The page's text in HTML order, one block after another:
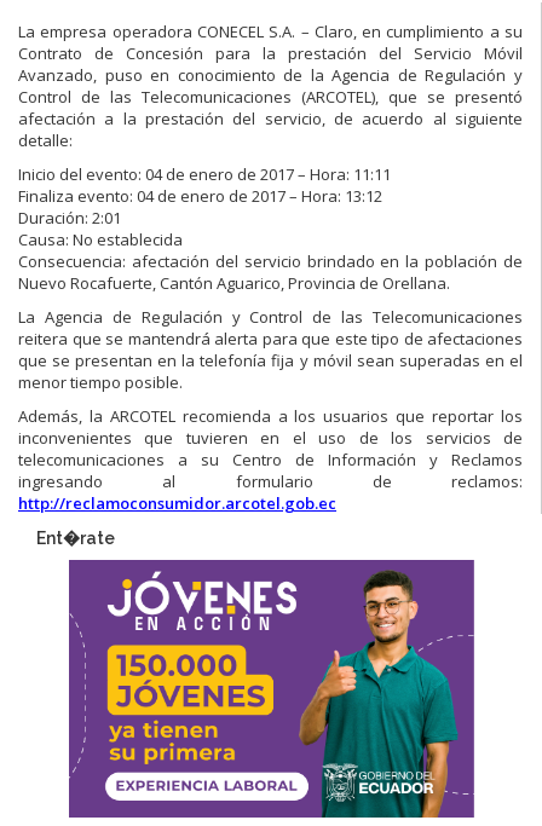
La empresa operadora CONECEL S.A. – Claro, en cumplimiento a su
Contrato de Concesión para la prestación del Servicio Móvil
Avanzado, puso en conocimiento de la Agencia de Regulación y
Control de las Telecomunicaciones (ARCOTEL), que se presentó
afectación a la prestación del servicio, de acuerdo al siguiente
detalle:
Inicio del evento: 04 de enero de 2017 – Hora: 11:11
Finaliza evento: 04 de enero de 2017 – Hora: 13:12
Duración: 2:01
Causa: No establecida
Consecuencia: afectación del servicio brindado en la población de
Nuevo Rocafuerte, Cantón Aguarico, Provincia de Orellana.
La Agencia de Regulación y Control de las Telecomunicaciones
reitera que se mantendrá alerta para que este tipo de afectaciones
que se presentan en la telefonía fija y móvil sean superadas en el
menor tiempo posible.
Además, la ARCOTEL recomienda a los usuarios que reportar los
inconvenientes que tuvieren en el uso de los servicios de
telecomunicaciones a su Centro de Información y Reclamos
ingresando al formulario de reclamos:
http://reclamoconsumidor.arcotel.gob.ec​
Ent�rate